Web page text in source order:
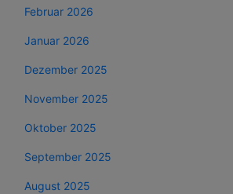
Februar 2026
Januar 2026
Dezember 2025
November 2025
Oktober 2025
September 2025
August 2025